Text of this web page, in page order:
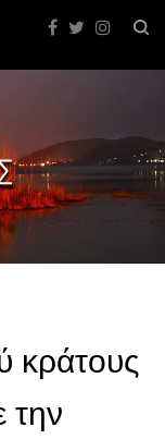
κράτους
την